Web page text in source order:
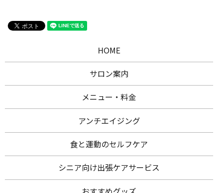
HOME
サロン案内
メニュー・料金
アンチエイジング
食と運動のセルフケア
シニア向け出張ケアサービス